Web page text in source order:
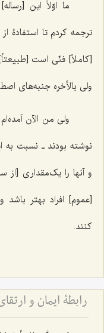
ما اوّلاً این
ترجمه کردم تا استفادۀ
[کاملاً] فنّی است
ولی بالأخره جنبه‌های
ولی من الآن
نوشته بودند ـ نسبت به
و آنها را یک‌مقداری [از
[عموم] افراد بهتر
کنند.